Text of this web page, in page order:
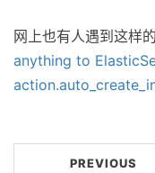
网上也有人遇到这样的
anything to
PREVIOUS